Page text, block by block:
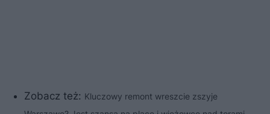
Zobacz też: Kluczowy remont wreszcie zszyje